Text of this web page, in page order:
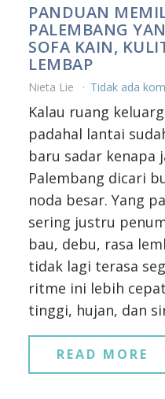
PANDUAN
PALEMBANG
SOFA KAIN,
LEMBAP
Nieta Lie Tidak ada
Kalau ruang
padahal lantai
baru sadar kenapa
Palembang dicari
noda besar. Yang
sering justru
bau, debu, rasa
tidak lagi terasa
ritme ini lebih
tinggi, hujan, dan
READ MORE